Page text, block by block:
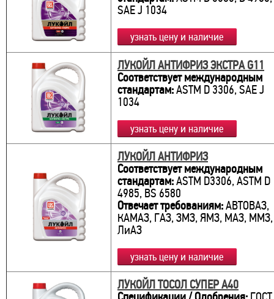
SAE J 1034
узнать цену и наличие
ЛУКОЙЛ АНТИФРИЗ ЭКСТРА G11
Соответствует международным
стандартам:ASTM D 3306, SAE J
1034
узнать цену и наличие
ЛУКОЙЛ АНТИФРИЗ
Соответствует международным
стандартам:ASTM D3306, ASTM D
4985, BS 6580
Отвечает требованиям:АВТОВАЗ,
КАМАЗ, ГАЗ, ЗМЗ, ЯМЗ, МАЗ, ММЗ,
ЛиАЗ
узнать цену и наличие
ЛУКОЙЛ ТОСОЛ СУПЕР А40